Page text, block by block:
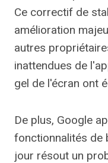
Ce correctif de
amélioration
autres
inattendues de
gel de l'écran ont
De plus, Google
fonctionnalités de
jour résout un